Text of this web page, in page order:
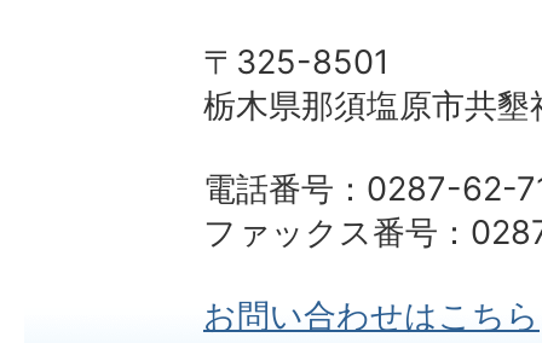
〒325-8501
栃木県那須塩原市共
電話番号：0287-62-
ファックス番号：
お問い合わせはこちら